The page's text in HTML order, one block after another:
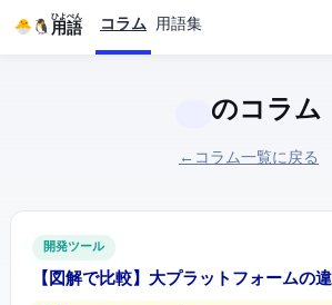
IT用語
ひよぺん コラム 用語集
のコラム
← コラム一覧に戻る
開発ツール
【図解で比較】GitHub vs GitLab — 2大Git プラットフォ